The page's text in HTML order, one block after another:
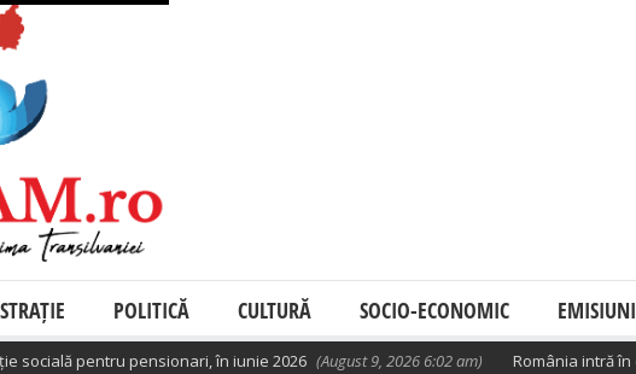
POLITICĂ CULTURĂ SOCIO-ECONOMIC EMISIUNI
pentru pensionari, în iunie 2026 (August 9, 2026 6:02 am) România intră în cursa